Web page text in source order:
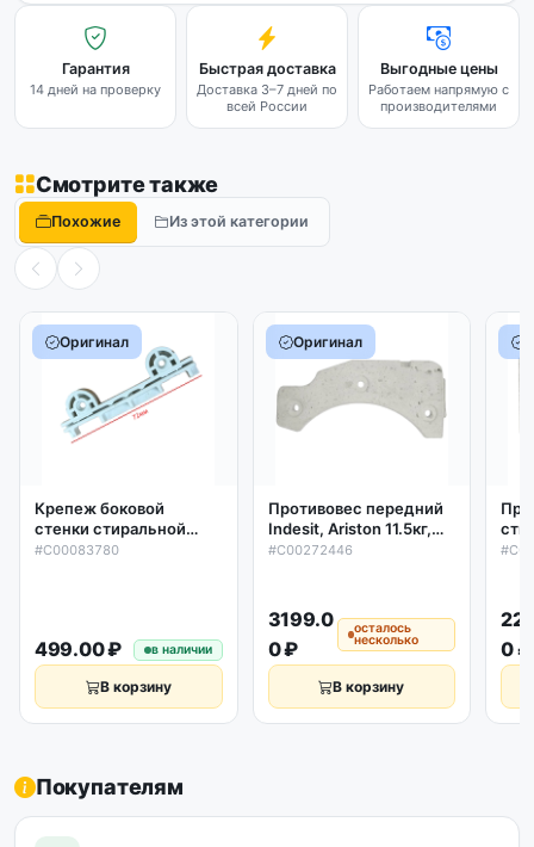
Гарантия
14 дней на проверку
Быстрая доставка
Доставка 3–7 дней по
всей России
Выгодные цены
Работаем напрямую с
производителями
Смотрите также
Похожие Из этой категории
Оригинал
Крепеж боковой
стенки стиральной
машины (закладная)
#C00083780
499.00 ₽ в наличии
В корзину
Оригинал
Противовес передний
Indesit, Ariston 11.5кг,
C00272446, оригинал
#C00272446
3199.0
0 ₽
осталось
несколько
В корзину
0 ₽
Покупателям